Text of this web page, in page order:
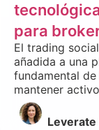
para
El trading
añadida a una
fundamental
mantener